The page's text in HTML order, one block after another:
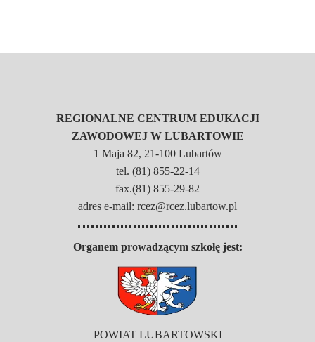
REGIONALNE CENTRUM EDUKACJI
ZAWODOWEJ W LUBARTOWIE
1 Maja 82, 21-100 Lubartów
tel. (81) 855-22-14
fax.(81) 855-29-82
adres e-mail: rcez@rcez.lubartow.pl
Organem prowadzącym szkołę jest:
POWIAT LUBARTOWSKI